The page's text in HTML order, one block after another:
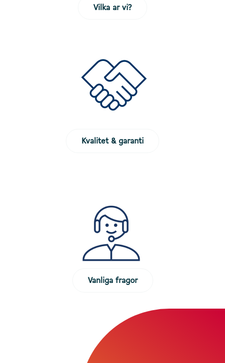
Vilka ar vi?
Kvalitet & garanti
Vanliga fragor